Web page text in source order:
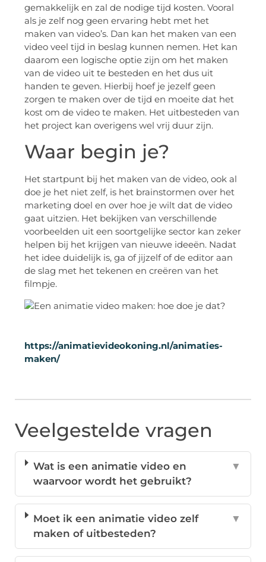
gemakkelijk en zal de nodige tijd kosten. Vooral
als je zelf nog geen ervaring hebt met het
maken van video’s. Dan kan het maken van een
video veel tijd in beslag kunnen nemen. Het kan
daarom een logische optie zijn om het maken
van de video uit te besteden en het dus uit
handen te geven. Hierbij hoef je jezelf geen
zorgen te maken over de tijd en moeite dat het
kost om de video te maken. Het uitbesteden van
het project kan overigens wel vrij duur zijn.
Waar begin je?
Het startpunt bij het maken van de video, ook al
doe je het niet zelf, is het brainstormen over het
marketing doel en over hoe je wilt dat de video
gaat uitzien. Het bekijken van verschillende
voorbeelden uit een soortgelijke sector kan zeker
helpen bij het krijgen van nieuwe ideeën. Nadat
het idee duidelijk is, ga of jijzelf of de editor aan
de slag met het tekenen en creëren van het
filmpje.
https://animatievideokoning.nl/animaties-
maken/
Veelgestelde vragen
Wat is een animatie video en
waarvoor wordt het gebruikt?
▼
Moet ik een animatie video zelf
maken of uitbesteden?
▼